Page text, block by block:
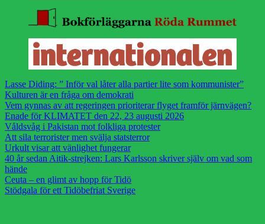
Lasse Diding: ” Inför val låter alla partier lite som kommunister”
Kulturen är en fråga om demokrati
Vem gynnas av att regeringen prioriterar flyget framför järnvägen?
Enade för KLIMATET den 22, 23 augusti 2026
Våldsvåg i Pakistan mot folkliga protester
Att sila terrorister men svälja statsterror
Urkult visar att vänlighet fungerar
40 år sedan Aitik-strejken: Lars Karlsson skriver själv om vad som
hände
Ceuta – en glimt av hopp för Tidö
Stödgala för ett Tidöbefriat Sverige